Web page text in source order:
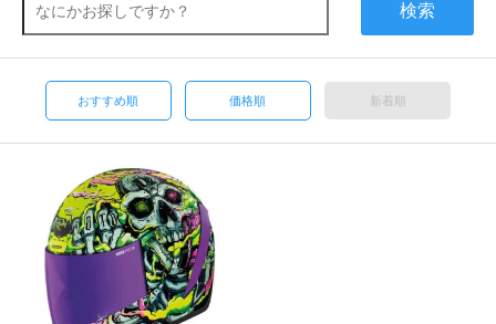
検索
おすすめ順 価格順 新着順